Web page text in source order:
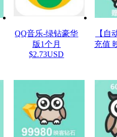
QQ音乐-绿钻豪华
版1个月
$2.73USD
【自
充值